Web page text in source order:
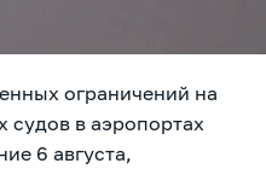
ограничений на
судов в аэропортах
6 августа,